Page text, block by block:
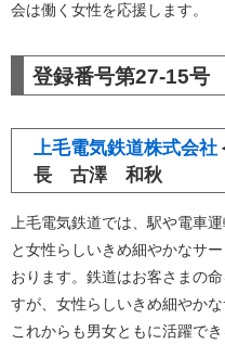
会は働く女性を応援します。
登録番号第27-15
上毛電気鉄道株式会社
長 古澤 和秋
上毛電気鉄道では、駅や電車
と女性らしいきめ細やかなサ
おります。鉄道はお客さまの
すが、女性らしいきめ細やか
これからも男女ともに活躍で